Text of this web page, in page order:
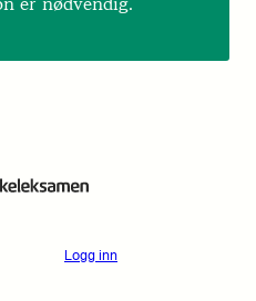
Logg inn